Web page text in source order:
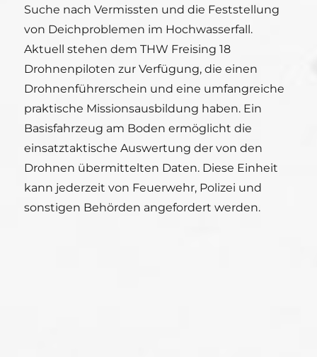
Suche nach Vermissten und die Feststellung
von Deichproblemen im Hochwasserfall.
Aktuell stehen dem THW Freising 18
Drohnenpiloten zur Verfügung, die einen
Drohnenführerschein und eine umfangreiche
praktische Missionsausbildung haben. Ein
Basisfahrzeug am Boden ermöglicht die
einsatztaktische Auswertung der von den
Drohnen übermittelten Daten. Diese Einheit
kann jederzeit von Feuerwehr, Polizei und
sonstigen Behörden angefordert werden.